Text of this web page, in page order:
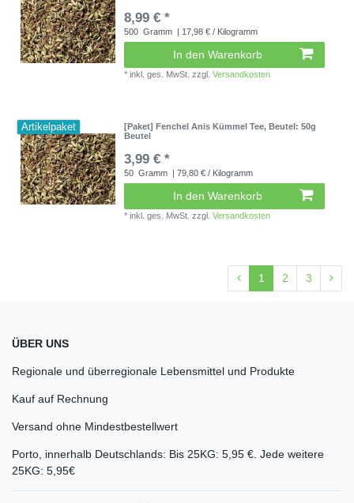
8,99 € *
500 Gramm | 17,98 € / Kilogramm
In den Warenkorb
*inkl. ges. MwSt. zzgl.Versandkosten
Artikelpaket [Paket] Fenchel Anis Kümmel Tee, Beutel: 50g
Beutel
3,99 € *
50 Gramm | 79,80 € / Kilogramm
In den Warenkorb
*inkl. ges. MwSt. zzgl.Versandkosten
1 2 3
ÜBER UNS
Regionale und überregionale Lebensmittel und Produkte
Kauf auf Rechnung
Versand ohne Mindestbestellwert
Porto, innerhalb Deutschlands: Bis 25KG: 5,95 €. Jede weitere
25KG: 5,95€